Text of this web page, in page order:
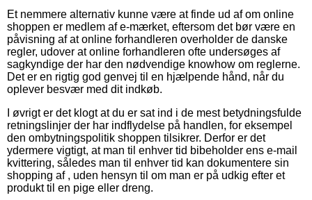
Et nemmere alternativ kunne være at finde ud af om online
shoppen er medlem af e-mærket, eftersom det bør være en
påvisning af at online forhandleren overholder de danske
regler, udover at online forhandleren ofte undersøges af
sagkyndige der har den nødvendige knowhow om reglerne.
Det er en rigtig god genvej til en hjælpende hånd, når du
oplever besvær med dit indkøb.
I øvrigt er det klogt at du er sat ind i de mest betydningsfulde
retningslinjer der har indflydelse på handlen, for eksempel
den ombytningspolitik shoppen tilsikrer. Derfor er det
ydermere vigtigt, at man til enhver tid bibeholder ens e-mail
kvittering, således man til enhver tid kan dokumentere sin
shopping af , uden hensyn til om man er på udkig efter et
produkt til en pige eller dreng.